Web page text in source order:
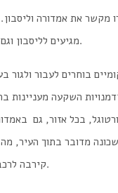
מקשר את אמדורה
מגיעים לליסבון וגם לערים נוספות באזור.
בוחרים לעבור ולגור
השקעה מעניינות
, בכל אזור, גם
מדובר בתוך העיר,
קירבה לרכבת לליסבון וכן הלאה.